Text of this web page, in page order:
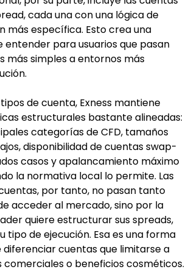
cada una con una lógica de
más específica. Esto crea una
entender para usuarios que pasan
más simples a entornos más
de cuenta, Exness mantiene
estructurales bastante alineadas:
categorías de CFD, tamaños
disponibilidad de cuentas swap-
casos y apalancamiento máximo
la normativa local lo permite. Las
por tanto, no pasan tanto
acceder al mercado, sino por la
quiere estructurar sus spreads,
tipo de ejecución. Esa es una forma
diferenciar cuentas que limitarse a
o beneficios cosméticos.